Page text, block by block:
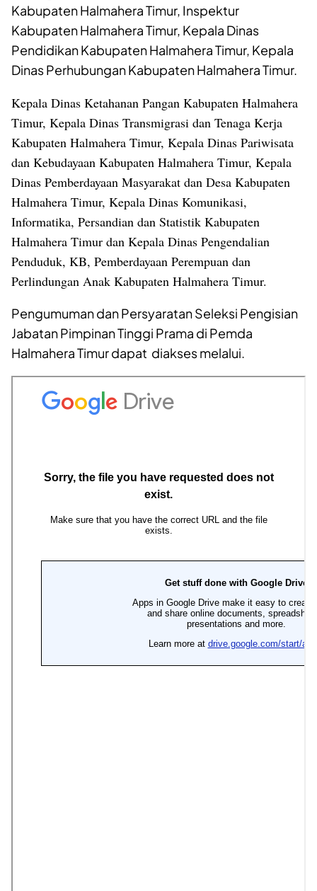
Kabupaten Halmahera Timur, Inspektur
Kabupaten Halmahera Timur, Kepala Dinas
Pendidikan Kabupaten Halmahera Timur, Kepala
Dinas Perhubungan Kabupaten Halmahera Timur.
Kepala Dinas Ketahanan Pangan Kabupaten Halmahera
Timur, Kepala Dinas Transmigrasi dan Tenaga Kerja
Kabupaten Halmahera Timur, Kepala Dinas Pariwisata
dan Kebudayaan Kabupaten Halmahera Timur, Kepala
Dinas Pemberdayaan Masyarakat dan Desa Kabupaten
Halmahera Timur, Kepala Dinas Komunikasi,
Informatika, Persandian dan Statistik Kabupaten
Halmahera Timur dan Kepala Dinas Pengendalian
Penduduk, KB, Pemberdayaan Perempuan dan
Perlindungan Anak Kabupaten Halmahera Timur.
Pengumuman dan Persyaratan Seleksi Pengisian
Jabatan Pimpinan Tinggi Prama di Pemda
Halmahera Timur dapat diakses melalui.